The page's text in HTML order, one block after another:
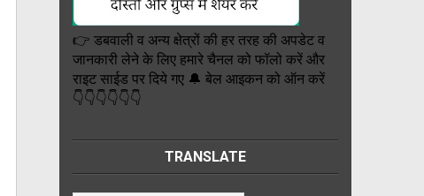
👉 डबवाली व अन्य क्षेत्रों की हर तरह की अपडेट व
जानकारी लेने के लिए हमारे चैनल को फॉलो करें और
राइट साईड पर दिये गए 🔔 बेल आइकन को ऑन करें
👇👇👇👇👇👇
TRANSLATE